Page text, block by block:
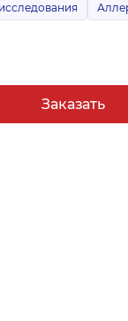
Заказать